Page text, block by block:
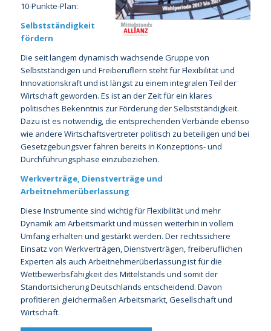
10-Punkte-Plan:
Selbstständigkeit
fördern
Die seit langem dynamisch wachsende Gruppe von
Selbstständigen und Freiberuflern steht für Flexibilität und
Innovationskraft und ist längst zu einem integralen Teil der
Wirtschaft geworden. Es ist an der Zeit für ein klares
politisches Bekenntnis zur Förderung der Selbstständigkeit.
Dazu ist es notwendig, die entsprechenden Verbände ebenso
wie andere Wirtschaftsvertreter politisch zu beteiligen und bei
Gesetzgebungsver fahren bereits in Konzeptions- und
Durchführungsphase einzubeziehen.
Werkverträge, Dienstverträge und
Arbeitnehmerüberlassung
Diese Instrumente sind wichtig für Flexibilität und mehr
Dynamik am Arbeitsmarkt und müssen weiterhin in vollem
Umfang erhalten und gestärkt werden. Der rechtssichere
Einsatz von Werkverträgen, Dienstverträgen, freiberuflichen
Experten als auch Arbeitnehmerüberlassung ist für die
Wettbewerbsfähigkeit des Mittelstands und somit der
Standortsicherung Deutschlands entscheidend. Davon
profitieren gleichermaßen Arbeitsmarkt, Gesellschaft und
Wirtschaft.